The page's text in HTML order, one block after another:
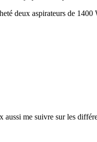
deux aspirateurs de
me suivre sur les